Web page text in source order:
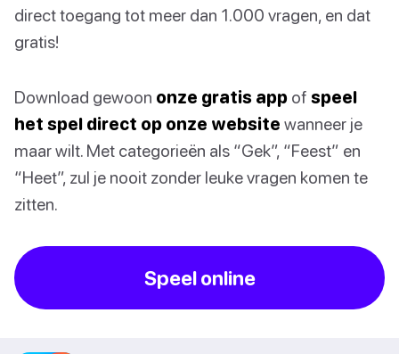
direct toegang tot meer dan 1.000 vragen, en dat
gratis!
Download gewoon onze gratis app of speel
het spel direct op onze website wanneer je
maar wilt. Met categorieën als “Gek”, “Feest” en
“Heet”, zul je nooit zonder leuke vragen komen te
zitten.
Speel online